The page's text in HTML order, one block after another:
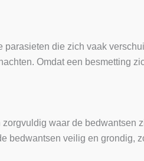
die zich vaak
Omdat een besmetting
waar de bedwantsen
bedwantsen veilig en grondig,